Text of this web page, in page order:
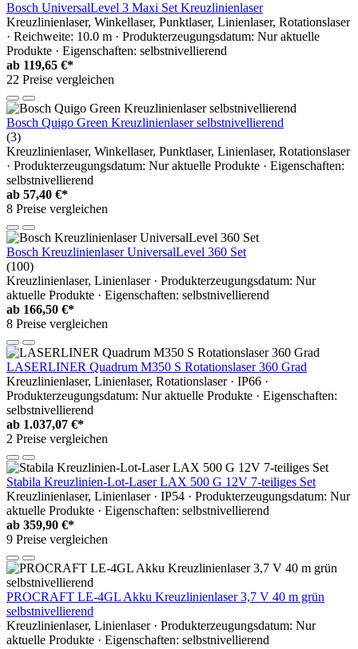
Bosch UniversalLevel 3 Maxi Set Kreuzlinienlaser
Kreuzlinienlaser, Winkellaser, Punktlaser, Linienlaser, Rotationslaser
· Reichweite: 10.0 m · Produkterzeugungsdatum: Nur aktuelle
Produkte · Eigenschaften: selbstnivellierend
ab 119,65 €*
22 Preise vergleichen
Bosch Quigo Green Kreuzlinienlaser selbstnivellierend
(3)
Kreuzlinienlaser, Winkellaser, Punktlaser, Linienlaser, Rotationslaser
· Produkterzeugungsdatum: Nur aktuelle Produkte · Eigenschaften:
selbstnivellierend
ab 57,40 €*
8 Preise vergleichen
Bosch Kreuzlinienlaser UniversalLevel 360 Set
(100)
Kreuzlinienlaser, Linienlaser · Produkterzeugungsdatum: Nur
aktuelle Produkte · Eigenschaften: selbstnivellierend
ab 166,50 €*
8 Preise vergleichen
LASERLINER Quadrum M350 S Rotationslaser 360 Grad
Kreuzlinienlaser, Linienlaser, Rotationslaser · IP66 ·
Produkterzeugungsdatum: Nur aktuelle Produkte · Eigenschaften:
selbstnivellierend
ab 1.037,07 €*
2 Preise vergleichen
Stabila Kreuzlinien-Lot-Laser LAX 500 G 12V 7-teiliges Set
Kreuzlinienlaser, Linienlaser · IP54 · Produkterzeugungsdatum: Nur
aktuelle Produkte · Eigenschaften: selbstnivellierend
ab 359,90 €*
9 Preise vergleichen
PROCRAFT LE-4GL Akku Kreuzlinienlaser 3,7 V 40 m grün
selbstnivellierend
Kreuzlinienlaser, Linienlaser · Produkterzeugungsdatum: Nur
aktuelle Produkte · Eigenschaften: selbstnivellierend